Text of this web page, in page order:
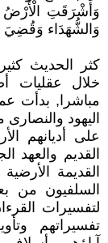
وَأَشْرَقَتِ الْأَرْضُ
وَالشُّهَدَاء وَقُضِيَ
كثر الحديث
خلال عقليات
مباشرا, بدأت
اليهود
على أديانهم
القديم والعهد
القديمة
السلفيون من
لتفسيرات
تفسيراتهم